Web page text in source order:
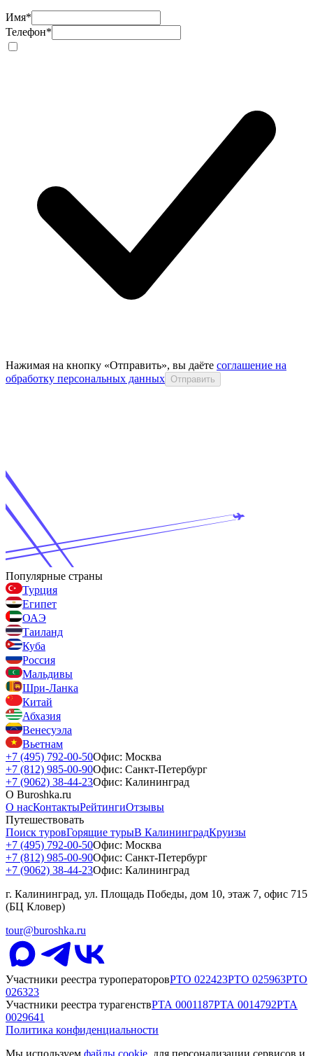
Имя*
Телефон*
Нажимая на кнопку «Отправить», вы даёте соглашение на
обработку персональных данных Отправить
Популярные страны
Турция
Египет
ОАЭ
Таиланд
Куба
Россия
Мальдивы
Шри-Ланка
Китай
Абхазия
Венесуэла
Вьетнам
+7 (495) 792-00-50Офис: Москва
+7 (812) 985-00-90Офис: Санкт-Петербург
+7 (9062) 38-44-23Офис: Калининград
О Buroshka.ru
О насКонтактыРейтингиОтзывы
Путешествовать
Поиск туровГорящие турыВ КалининградКруизы
+7 (495) 792-00-50Офис: Москва
+7 (812) 985-00-90Офис: Санкт-Петербург
+7 (9062) 38-44-23Офис: Калининград
г. Калининград, ул. Площадь Победы, дом 10, этаж 7, офис 715
(БЦ Кловер)
tour@buroshka.ru
Участники реестра туроператоровРТО 022423РТО 025963РТО
026323
Участники реестра турагенствРТА 0001187РТА 0014792РТА
0029641
Политика конфиденциальности